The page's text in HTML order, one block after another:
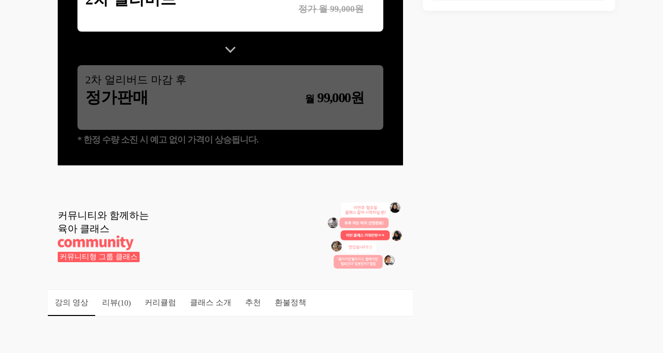
정가 월99,000원
2차 얼리버드 마감 후
정가판매 월 99,000원
* 한정 수량 소진 시 예고 없이 가격이 상승됩니다.
커뮤니티와 함께하는
육아 클래스
커뮤니티형 그룹 클래스
강의 영상 리뷰(10) 커리큘럼 클래스 소개 추천 환불정책